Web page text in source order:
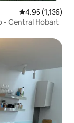
Calificación
4.96 (1,136)
- Central Hobart